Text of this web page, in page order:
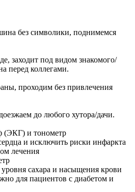
без символики, поднимемся
заходит под видом знакомого/
перед коллегами.
проходим без привлечения
до любого хутора/дачи.
(ЭКГ) и тонометр
и исключить риски инфаркта
лечения
сахара и насыщения крови
для пациентов с диабетом и